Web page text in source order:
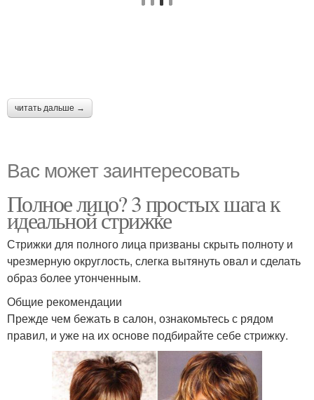
читать дальше →
Вас может заинтересовать
Полное лицо? 3 простых шага к
идеальной стрижке
Стрижки для полного лица призваны скрыть полноту и
чрезмерную округлость, слегка вытянуть овал и сделать
образ более утонченным.
Общие рекомендации
Прежде чем бежать в салон, ознакомьтесь с рядом
правил, и уже на их основе подбирайте себе стрижку.